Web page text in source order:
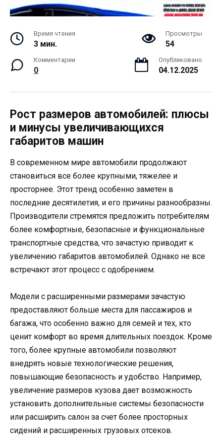
Время чтения
3 мин.
Просмотры
54
Комментарии
0
Опубликовано
04.12.2025
Рост размеров автомобилей: плюсы
и минусы увеличивающихся
габаритов машин
В современном мире автомобили продолжают
становиться все более крупными, тяжелее и
просторнее. Этот тренд особенно заметен в
последние десятилетия, и его причины разнообразны.
Производители стремятся предложить потребителям
более комфортные, безопасные и функциональные
транспортные средства, что зачастую приводит к
увеличению габаритов автомобилей. Однако не все
встречают этот процесс с одобрением.
Модели с расширенными размерами зачастую
предоставляют больше места для пассажиров и
багажа, что особенно важно для семей и тех, кто
ценит комфорт во время длительных поездок. Кроме
того, более крупные автомобили позволяют
внедрять новые технологические решения,
повышающие безопасность и удобство. Например,
увеличение размеров кузова дает возможность
установить дополнительные системы безопасности
или расширить салон за счет более просторных
сидений и расширенных грузовых отсеков.